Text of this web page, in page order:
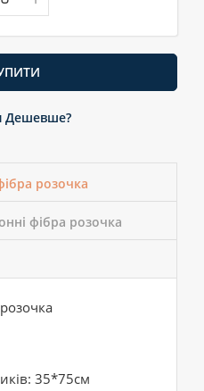
Дешевше?
розочка
фібра розочка
35*75см